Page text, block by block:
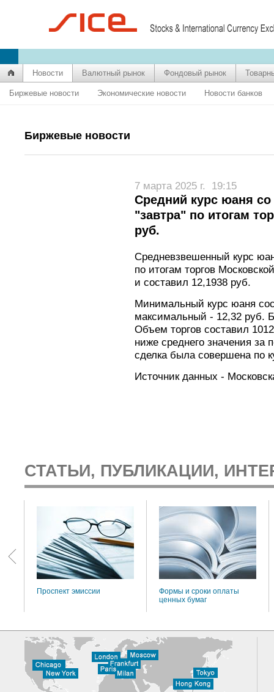
Новости Валютный рынок Фондовый рынок
Биржевые новости Экономические новости Новости банков
Биржевые новости
7 марта 2025 г. 19:15
Средний курс юаня со
"завтра" по итогам
руб.
Средневзвешенный курс
по итогам торгов
и составил 12,1938 руб.
Минимальный курс юаня
максимальный - 12,32 руб.
Объем торгов составил
ниже среднего значения
сделка была совершена по
Источник данных -
СТАТЬИ, ПУБЛИКАЦИИ,
Проспект эмиссии
Формы и сроки оплаты
ценных бумаг